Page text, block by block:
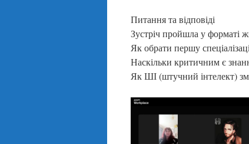
Питання та відповіді
Зустріч пройшла у форматі
Як обрати першу
Наскільки критичним є
Як ШІ (штучний інтелект)